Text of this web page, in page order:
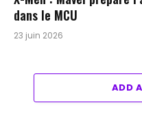
dans le MCU
23 juin 2026
ADD